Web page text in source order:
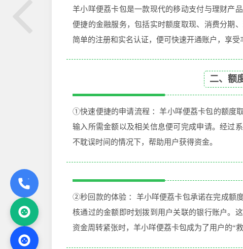
羊小咩便荔卡包是一款现代的移动支付与理财产
便捷的金融服务，包括实时额度取现、消费分期
简单的注册和实名认证，便可快速开通账户，享受
二、额
①快速便捷的申请流程 ：羊小咩便荔卡包的额度
输入所需金额以及相关信息便可完成申请。经过
不耽误时间的情况下，帮助用户获得资金。
②秒回款的体验 ：羊小咩便荔卡包承诺在完成额
核通过的金额即时划拨到用户关联的银行账户。
资金周转紧张时，羊小咩便荔卡包成为了用户的“救